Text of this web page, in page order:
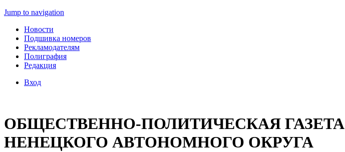
Jump to navigation
Новости
Подшивка номеров
Рекламодателям
Полиграфия
Редакция
Вход
ОБЩЕСТВЕННО-ПОЛИТИЧЕСКАЯ ГАЗЕТА
НЕНЕЦКОГО АВТОНОМНОГО ОКРУГА